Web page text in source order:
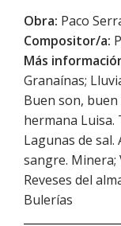
Obra: Paco
Compositor/a:
Más
Granaínas;
Buen son, buen
hermana Luisa.
Lagunas de
sangre. Minera;
Reveses del
Bulerías